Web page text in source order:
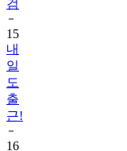
검
15
내
일
도
출
근!
16